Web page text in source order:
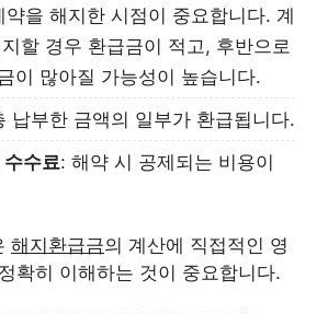
약을 해지한 시점이 중요합니다. 계
할 경우 환급금이 적고, 후반으로
이 많아질 가능성이 높습니다.
납부한 금액의 일부가 환급됩니다.
수료: 해약 시 공제되는 비용이
해지환급금의 계산에 직접적인 영
확히 이해하는 것이 중요합니다.